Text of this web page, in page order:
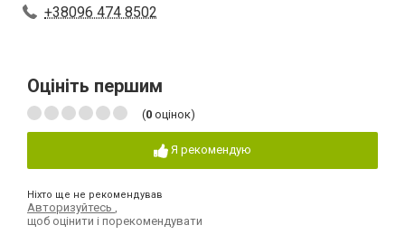
+38096 474 8502
Оцініть першим
(0 оцінок)
Я рекомендую
Ніхто ще не рекомендував
Авторизуйтесь
щоб оцінити і порекомендувати